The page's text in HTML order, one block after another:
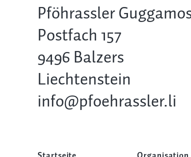
Pföhrassler
Postfach 157
9496 Balzers
Liechtenstein
info@pfoehrassler.li